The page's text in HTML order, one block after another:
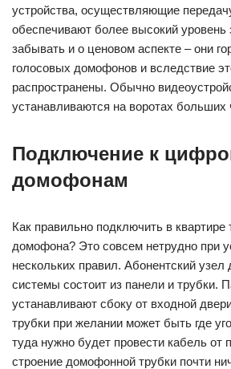
устройства, осуществляющие
обеспечивают более высокий уровень
забывать и о ценовом аспекте – они
голосовых домофонов и вследствие
распространены. Обычно
устанавливаются на воротах больших
Подключение к
домофонам
Как правильно подключить в квартире
домофона? Это совсем нетрудно при
нескольких правил. Абонентский
системы состоит из панели и трубки.
устанавливают сбоку от входной
трубки при желании может быть где
туда нужно будет провести кабель от
строение домофонной трубки почти